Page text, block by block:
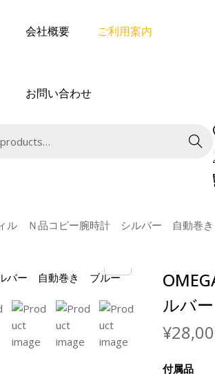
会社概要 ご利用案内
お問い合わせ
Search
ル Ｎ品コピー腕時計 シルバー 自動巻
ルバ
¥
付属品